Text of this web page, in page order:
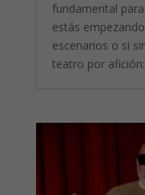
fundamental
estás
escenarios o si
teatro por